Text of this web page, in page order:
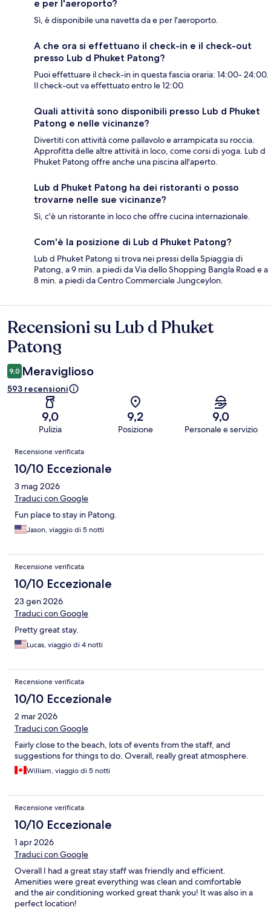
e per l'aeroporto?
Sì, è disponibile una navetta da e per l'aeroporto.
A che ora si effettuano il check-in e il check-out
presso Lub d Phuket Patong?
Puoi effettuare il check-in in questa fascia oraria: 14:00- 24:00.
Il check-out va effettuato entro le 12:00.
Quali attività sono disponibili presso Lub d Phuket
Patong e nelle vicinanze?
Divertiti con attività come pallavolo e arrampicata su roccia.
Approfitta delle altre attività in loco, come corsi di yoga. Lub d
Phuket Patong offre anche una piscina all'aperto.
Lub d Phuket Patong ha dei ristoranti o posso
trovarne nelle sue vicinanze?
Sì, c'è un ristorante in loco che offre cucina internazionale.
Com'è la posizione di Lub d Phuket Patong?
Lub d Phuket Patong si trova nei pressi della Spiaggia di
Patong, a 9 min. a piedi da Via dello Shopping Bangla Road e a
8 min. a piedi da Centro Commerciale Jungceylon.
Recensioni
Recensioni su Lub d Phuket
Patong
9,0 Meraviglioso
593 recensioni
9,0
Pulizia
9,2
Posizione
9,0
Personale e servizio
Recensioni
Recensione verificata
10/10 Eccezionale
3 mag 2026
Traduci con Google
Fun place to stay in Patong.
Jason, viaggio di 5 notti
Recensione verificata
10/10 Eccezionale
23 gen 2026
Traduci con Google
Pretty great stay.
Lucas, viaggio di 4 notti
Recensione verificata
10/10 Eccezionale
2 mar 2026
Traduci con Google
Fairly close to the beach, lots of events from the staff, and
suggestions for things to do. Overall, really great atmosphere.
William, viaggio di 5 notti
Recensione verificata
10/10 Eccezionale
1 apr 2026
Traduci con Google
Overall I had a great stay staff was friendly and efficient.
Amenities were great everything was clean and comfortable
and the air conditioning worked great thank you! It was also in a
perfect location!